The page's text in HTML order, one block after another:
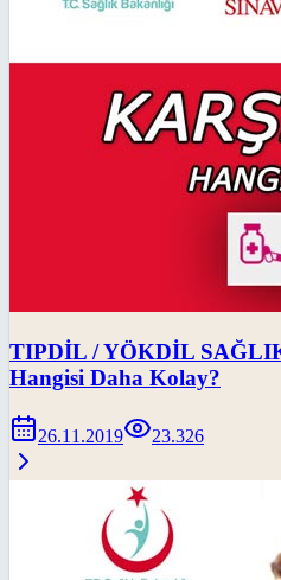
TIPDİL / YÖKDİL
Hangisi Daha Kolay?
26.11.2019 23.326